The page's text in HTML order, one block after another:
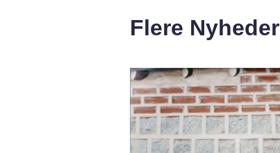
Flere Nyheder